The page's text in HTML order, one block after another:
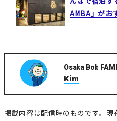
AMBA」がお
Osaka Bob
Kim
掲載内容は配信時のものです。現